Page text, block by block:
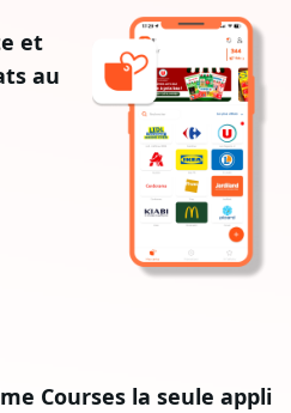
et
au
Courses la seule appli